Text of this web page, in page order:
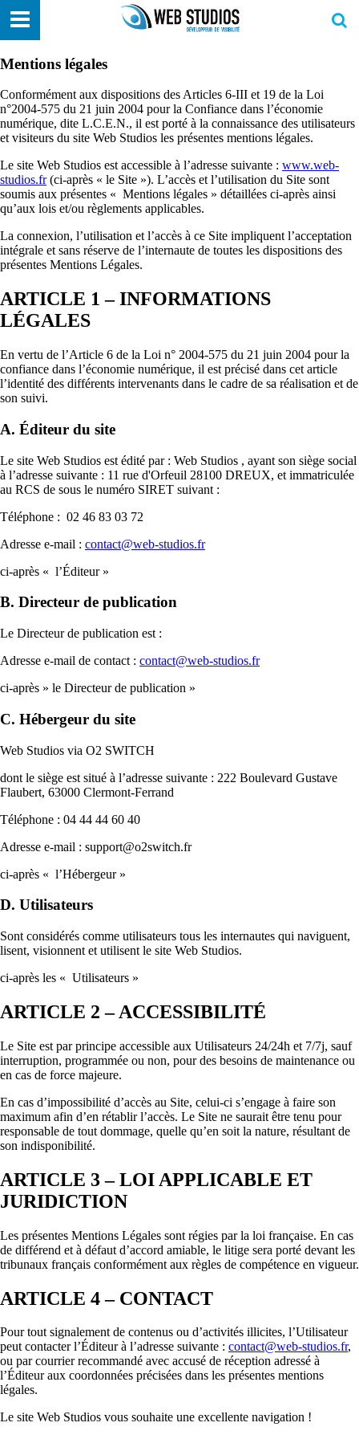
Mentions légales
Conformément aux dispositions des Articles 6-III et 19 de la Loi
n°2004-575 du 21 juin 2004 pour la Confiance dans l’économie
numérique, dite L.C.E.N., il est porté à la connaissance des utilisateurs
et visiteurs du site Web Studios les présentes mentions légales.
Le site Web Studios est accessible à l’adresse suivante : www.web-
studios.fr(ci-après « le Site »). L’accès et l’utilisation du Site sont
soumis aux présentes « Mentions légales » détaillées ci-après ainsi
qu’aux lois et/ou règlements applicables.
La connexion, l’utilisation et l’accès à ce Site impliquent l’acceptation
intégrale et sans réserve de l’internaute de toutes les dispositions des
présentes Mentions Légales.
ARTICLE 1 – INFORMATIONS
LÉGALES
En vertu de l’Article 6 de la Loi n° 2004-575 du 21 juin 2004 pour la
confiance dans l’économie numérique, il est précisé dans cet article
l’identité des différents intervenants dans le cadre de sa réalisation et de
son suivi.
A. Éditeur du site
Le site Web Studios est édité par : Web Studios , ayant son siège social
à l’adresse suivante : 11 rue d'Orfeuil 28100 DREUX, et immatriculée
au RCS de sous le numéro SIRET suivant :
Téléphone : 02 46 83 03 72
Adresse e-mail : contact@web-studios.fr
ci-après « l’Éditeur »
B. Directeur de publication
Le Directeur de publication est :
Adresse e-mail de contact : contact@web-studios.fr
ci-après » le Directeur de publication »
C. Hébergeur du site
Web Studios via O2 SWITCH
dont le siège est situé à l’adresse suivante : 222 Boulevard Gustave
Flaubert, 63000 Clermont-Ferrand
Téléphone : 04 44 44 60 40
Adresse e-mail : support@o2switch.fr
ci-après « l’Hébergeur »
D. Utilisateurs
Sont considérés comme utilisateurs tous les internautes qui naviguent,
lisent, visionnent et utilisent le site Web Studios.
ci-après les « Utilisateurs »
ARTICLE 2 – ACCESSIBILITÉ
Le Site est par principe accessible aux Utilisateurs 24/24h et 7/7j, sauf
interruption, programmée ou non, pour des besoins de maintenance ou
en cas de force majeure.
En cas d’impossibilité d’accès au Site, celui-ci s’engage à faire son
maximum afin d’en rétablir l’accès. Le Site ne saurait être tenu pour
responsable de tout dommage, quelle qu’en soit la nature, résultant de
son indisponibilité.
ARTICLE 3 – LOI APPLICABLE ET
JURIDICTION
Les présentes Mentions Légales sont régies par la loi française. En cas
de différend et à défaut d’accord amiable, le litige sera porté devant les
tribunaux français conformément aux règles de compétence en vigueur.
ARTICLE 4 – CONTACT
Pour tout signalement de contenus ou d’activités illicites, l’Utilisateur
peut contacter l’Éditeur à l’adresse suivante : contact@web-studios.fr,
ou par courrier recommandé avec accusé de réception adressé à
l’Éditeur aux coordonnées précisées dans les présentes mentions
légales.
Le site Web Studios vous souhaite une excellente navigation !